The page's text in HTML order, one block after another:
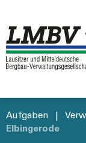
Aufgaben
Elbingerode